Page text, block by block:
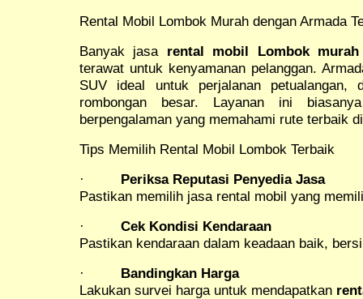
Rental Mobil Lombok Murah dengan Armada
Banyak jasa rental mobil Lombok murah
terawat untuk kenyamanan pelanggan.
SUV ideal untuk perjalanan
rombongan besar. Layanan ini
berpengalaman yang memahami rute terbaik
Tips Memilih Rental Mobil Lombok Terbaik
· Periksa Reputasi Penyedia Jasa
Pastikan memilih jasa rental mobil yang
· Cek Kondisi Kendaraan
Pastikan kendaraan dalam keadaan baik,
· Bandingkan Harga
Lakukan survei harga untuk mendapatkan